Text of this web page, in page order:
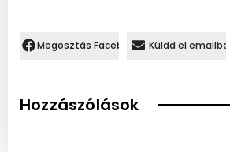
Megosztás Facebookon.Küldd el emailben
Hozzászólások